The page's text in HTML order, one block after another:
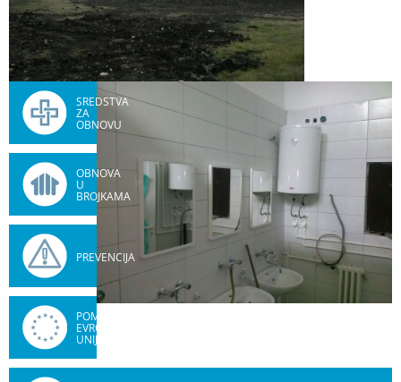
SREDSTVA
ZA
OBNOVU
OBNOVA
U
BROJKAMA
PREVENCIJA
POMOĆ
EVROPSKE
UNIJE